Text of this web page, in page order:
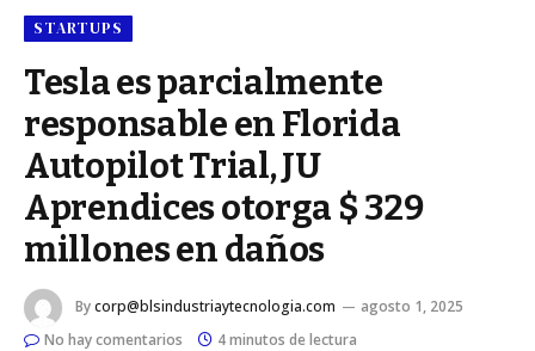
STARTUPS
Tesla es parcialmente
responsable en Florida
Autopilot Trial, JU
Aprendices otorga $ 329
millones en daños
Bycorp@blsindustriaytecnologia.com
agosto 1, 2025
No hay comentarios
4 minutos de lectura